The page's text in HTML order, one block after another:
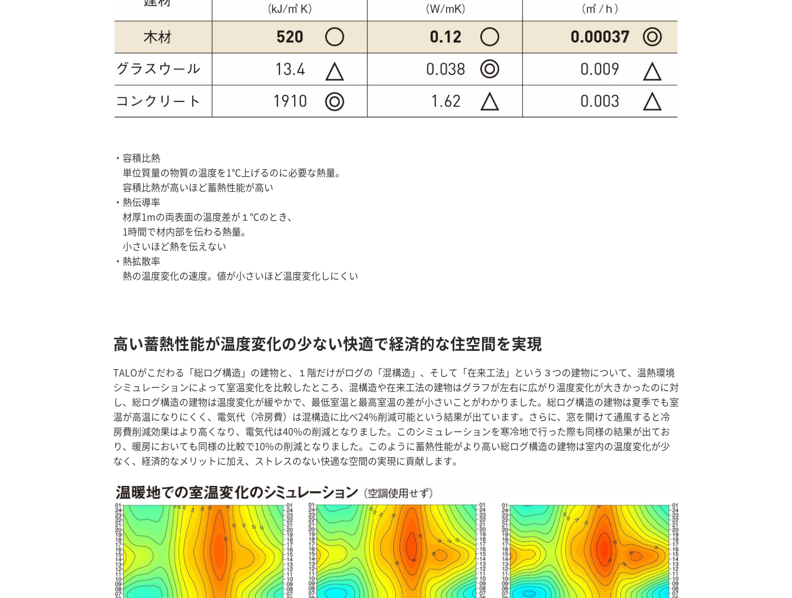
・容積比熱
単位質量の物質の温度を1℃上げるのに必要な熱量。
容積比熱が高いほど蓄熱性能が高い
・熱伝導率
材厚1mの両表面の温度差が１℃のとき、
1時間で材内部を伝わる熱量。
小さいほど熱を伝えない
・熱拡散率
熱の温度変化の速度。値が小さいほど温度変化しにくい
高い蓄熱性能が温度変化の少ない快適で経済的な住空間を実現
TALOがこだわる「総ログ構造」の建物と、１階だけがログの「混構造」、そして「在来工法」という３つの建物について、温熱環境
シミュレーションによって室温変化を比較したところ、混構造や在来工法の建物はグラフが左右に広がり温度変化が大きかったのに対
し、総ログ構造の建物は温度変化が緩やかで、最低室温と最高室温の差が小さいことがわかりました。総ログ構造の建物は夏季でも室
温が高温になりにくく、電気代（冷房費）は混構造に比べ24%削減可能という結果が出ています。さらに、窓を開けて通風すると冷
房費削減効果はより高くなり、電気代は40%の削減となりました。このシミュレーションを寒冷地で行った際も同様の結果が出てお
り、暖房においても同様の比較で10%の削減となりました。このように蓄熱性能がより高い総ログ構造の建物は室内の温度変化が少
なく、経済的なメリットに加え、ストレスのない快適な空間の実現に貢献します。